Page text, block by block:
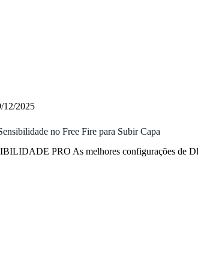
12/2025
no Free Fire para Subir Capa
PRO As melhores configurações de